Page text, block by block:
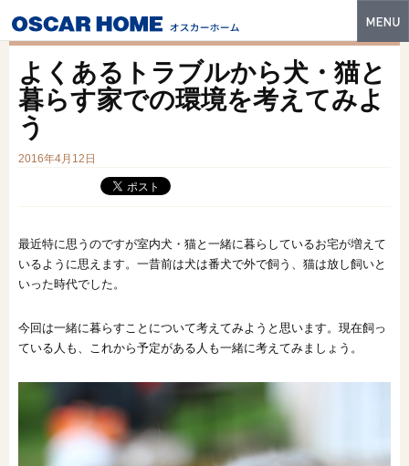
特長
建築実例
販売中の物件
スマートセレクト
オンライン相談会
よくあるトラブルから犬・猫と
暮らす家での環境を考えてみよ
う
2016年4月12日
最近特に思うのですが室内犬・猫と一緒に暮らしているお宅が増えて
いるように思えます。一昔前は犬は番犬で外で飼う、猫は放し飼いと
いった時代でした。
今回は一緒に暮らすことについて考えてみようと思います。現在飼っ
ている人も、これから予定がある人も一緒に考えてみましょう。